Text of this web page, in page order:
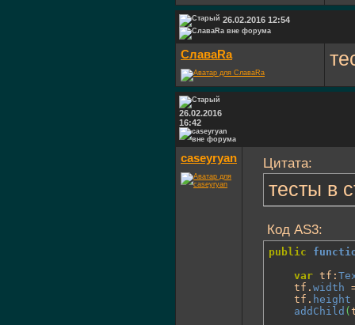
26.02.2016 12:54
СлаваRa
26.02.2016
16:42
caseyryan Цитата:
тесты в
Код AS3:
public
var tf:
	tf.
width
	tf.
height
addChild (